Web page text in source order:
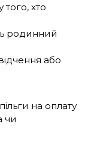
хто
родинний
або
на оплату
чи